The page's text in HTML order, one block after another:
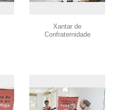
Xantar de
Confraternidade